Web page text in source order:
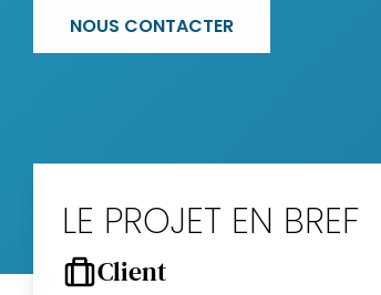
NOUS CONTACTER
LE PROJET EN BREF
Client